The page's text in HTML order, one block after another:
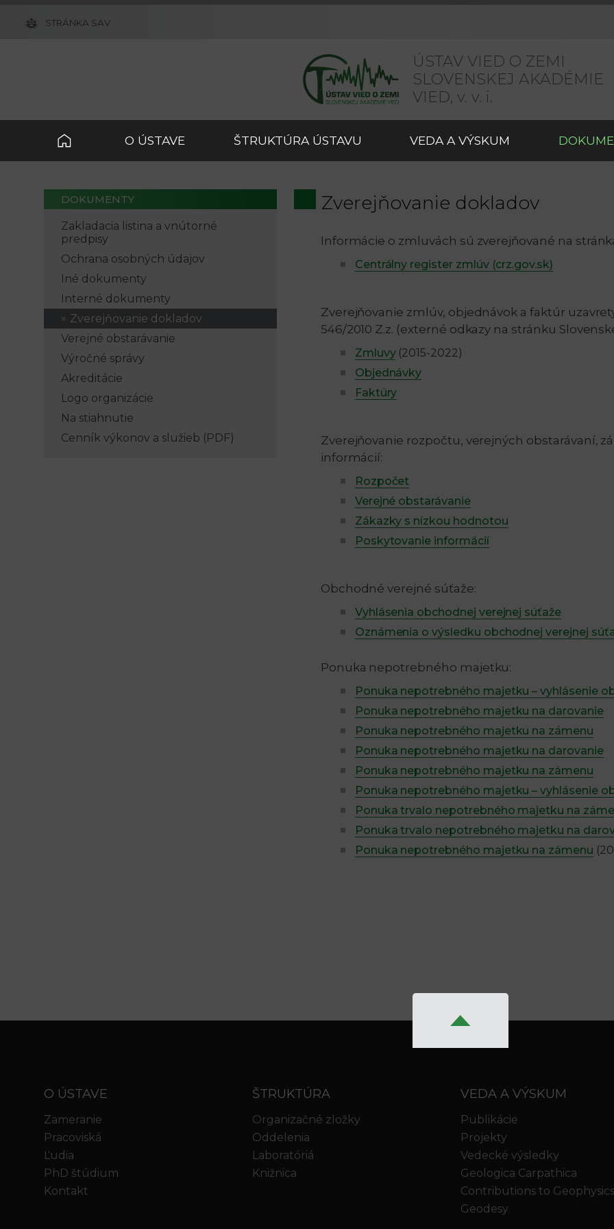
ÚSTAV VIED O ZEMI
SLOVENSKEJ AKADÉMIE
VIED, v. v. i.
STRÁNKA SAV
O ÚSTAVE ŠTRUKTÚRA ÚSTAVU VEDA A VÝSKUM
DOKUMENTY
Zakladacia listina a vnútorné
predpisy
Ochrana osobných údajov
Iné dokumenty
Interné dokumenty
Zverejňovanie dokladov
Verejné obstarávanie
Výročné správy
Akreditácie
Logo organizácie
Na stiahnutie
Cenník výkonov a služieb (PDF)
Zverejňovanie dokladov
Informácie o zmluvách sú zverejňované na
Centrálny register zmlúv (crz.gov.sk)
Zverejňovanie zmlúv, objednávok a faktúr
546/2010 Z.z. (externé odkazy na stránku
Zmluvy(2015-2022)
Objednávky
Faktúry
Zverejňovanie rozpočtu, verejných obstarávaní,
informácií:
Rozpočet
Verejné obstarávanie
Zákazky s nízkou hodnotou
Poskytovanie informácií
Obchodné verejné súťaže:
Vyhlásenia obchodnej verejnej súťaže
Oznámenia o výsledku obchodnej verejnej
Ponuka nepotrebného majetku:
Ponuka nepotrebného majetku – vyhlásenie
Ponuka nepotrebného majetku na darovanie
Ponuka nepotrebného majetku na zámenu
Ponuka nepotrebného majetku na darovanie
Ponuka nepotrebného majetku na zámenu
Ponuka nepotrebného majetku – vyhlásenie
Ponuka trvalo nepotrebného majetku na
Ponuka trvalo nepotrebného majetku na
Ponuka nepotrebného majetku na zámenu
O ÚSTAVE
Zameranie
Pracoviská
Ľudia
PhD štúdium
Kontakt
ŠTRUKTÚRA
Organizačné zložky
Oddelenia
Laboratóriá
Knižnica
VEDA A VÝSKUM
Publikácie
Projekty
Vedecké výsledky
Geologica Carpathica
Contributions to
Geodesy